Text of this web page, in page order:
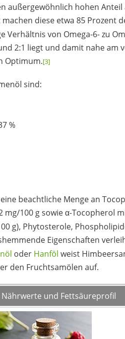
außergewöhnlich hohen
diese etwa 85 Prozent
von Omega-6- zu
2:1 liegt und damit nahe am
Optimum.[3]
sind:
%
beachtliche Menge an
100 g sowie α-Tocopherol
g), Phytosterole,
Eigenschaften
oder Hanföl weist
den Fruchtsamölen auf.
und Fettsäureprofil